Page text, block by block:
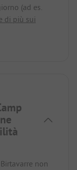
(ad es.
di più sui
non